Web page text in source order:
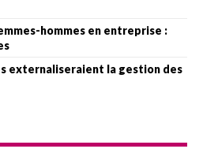
hommes en entreprise :
externaliseraient la gestion des